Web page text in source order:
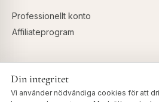
Professionellt konto
Affiliateprogram
Din integritet
Vi använder nödvändiga cookies för att